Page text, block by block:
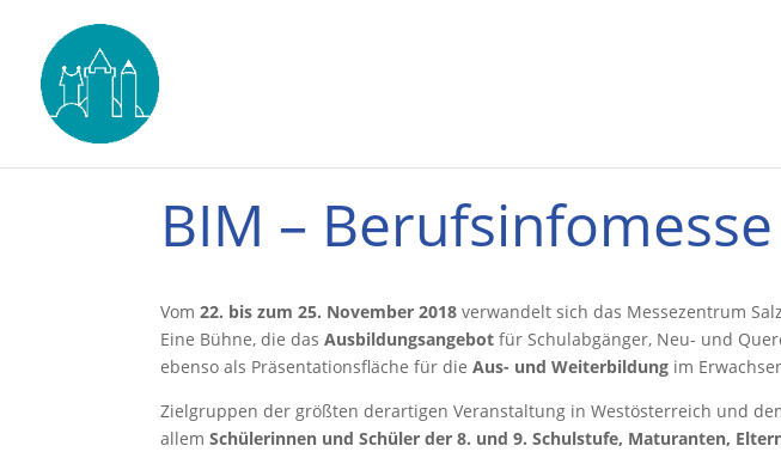
BIM –
Vom22. bis zum 25. November 2018 verwandelt sich das Messezentrum
Eine Bühne, die dasAusbildungsangebotfür Schulabgänger, Neu- und
ebenso als Präsentationsfläche für die Aus- und Weiterbildung im
Zielgruppen der größten derartigen Veranstaltung in Westösterreich und
allemSchülerinnen und Schüler der 8. und 9. Schulstufe, Maturanten,